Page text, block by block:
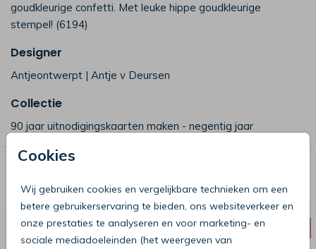
Cookies
Wij gebruiken cookies en vergelijkbare technieken om een
betere gebruikerservaring te bieden, ons websiteverkeer en
onze prestaties te analyseren en voor marketing- en
sociale mediadoeleinden (het weergeven van
goudkleurige confetti. Met leuke hippe goudkleurige
stempel! (6194)
Designer
Antjeontwerpt | Antje v Deursen
Collectie
90 jaar uitnodigingskaarten maken - negentig jaar
voor je